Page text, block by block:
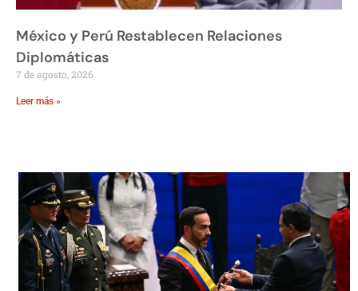
México y Perú Restablecen Relaciones
Diplomáticas
7 de agosto, 2026
Leer más »